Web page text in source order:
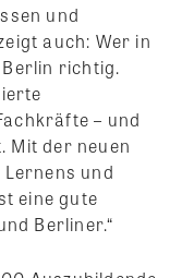
und
auch: Wer in
richtig.
– und
Mit der neuen
und
eine gute
Berliner.“